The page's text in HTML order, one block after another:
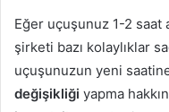
Eğer uçuşunuz 1-2 saat
şirketi bazı kolaylıklar
uçuşunuzun yeni
değişikliği yapma